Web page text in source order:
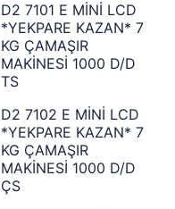
D2 7101 E MİNİ LCD
*YEKPARE KAZAN* 7
KG ÇAMAŞIR
MAKİNESİ 1000 D/D
TS
D2 7102 E MİNİ LCD
*YEKPARE KAZAN* 7
KG ÇAMAŞIR
MAKİNESİ 1000 D/D
ÇS